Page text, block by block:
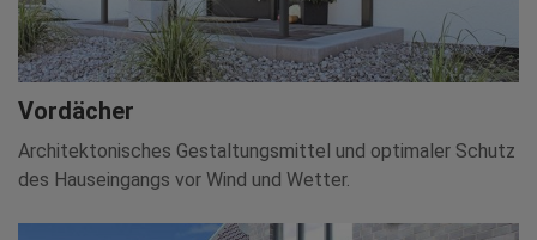
Vordächer
Architektonisches Gestaltungsmittel und optimaler Schutz
des Hauseingangs vor Wind und Wetter.